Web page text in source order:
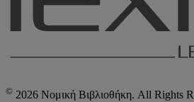
© 2026 Νομική Βιβλιοθήκη. All Rights